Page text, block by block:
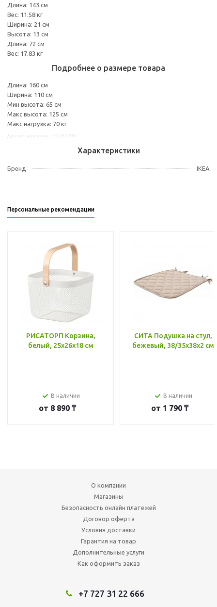
Длина: 143 см
Вес: 11.58 кг
Ширина: 21 см
Высота: 13 см
Длина: 72 см
Вес: 17.83 кг
Подробнее о размере товара
Длина: 160 см
Ширина: 110 см
Мин высота: 65 см
Макс высота: 125 см
Макс нагрузка: 70 кг
Характеристики
Бренд IKEA
Персональные рекомендации
РИСАТОРП Корзина,
белый, 25x26x18 см
В наличии
от 8 890 ₸
СИТА Подушка на стул,
бежевый, 38/35x38x2 см
В наличии
от 1 790 ₸
О компании
Магазины
Безопасность онлайн платежей
Договор оферта
Условия доставки
Гарантия на товар
Дополнительные услуги
Как оформить заказ
+7 727 31 22 666